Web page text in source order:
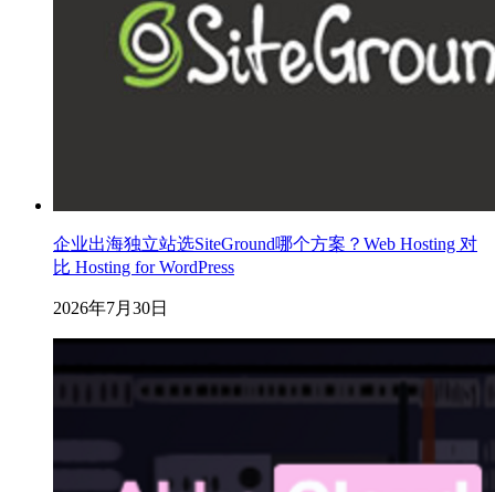
企业出海独立站选SiteGround哪个方案？Web Hosting 对
比 Hosting for WordPress
2026年7月30日